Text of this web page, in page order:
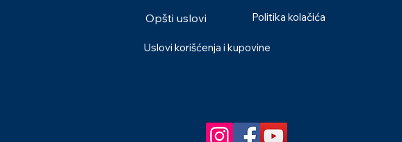
Opšti uslovi
Politika kolačića
Uslovi korišćenja i kupovine